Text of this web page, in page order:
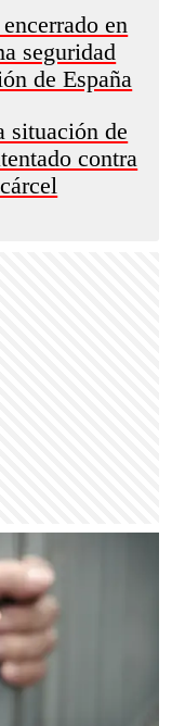
en
seguridad
de España
situación de
contra